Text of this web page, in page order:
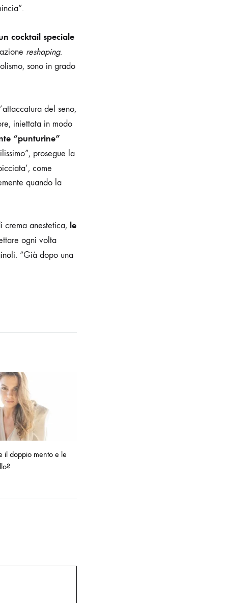
cocktail speciale
reshaping.
sono in grado
del seno,
iniettata in modo
“punturine”
prosegue la
come
quando la
crema anestetica, le
ogni volta
. “Già dopo una
il doppio mento e le